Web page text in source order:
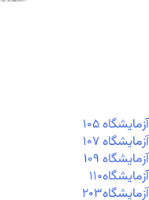
آزمايشگاه ۱۰۵
آزمايشگاه ۱۰۷
آزمايشگاه ۱۰۹
آزمايشگاه۱۱۰
آزمايشگاه۲۰۳